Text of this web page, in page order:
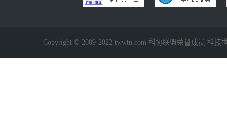
Copyright © 2009-2022 twwtn.com 科协联盟荣誉成员 科